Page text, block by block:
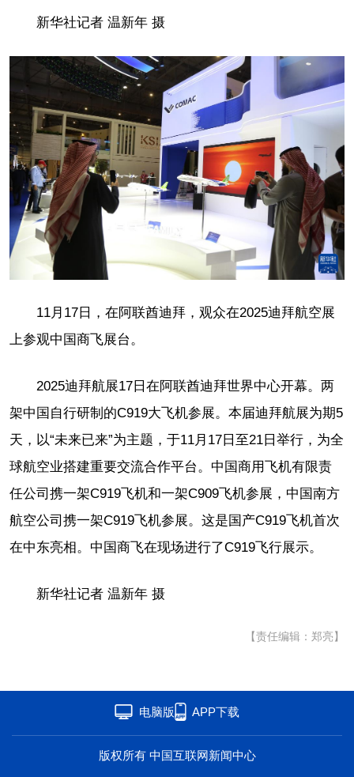
新华社记者 温新年 摄
11月17日，在阿联酋迪拜，观众在2025迪拜航空展
上参观中国商飞展台。
2025迪拜航展17日在阿联酋迪拜世界中心开幕。两
架中国自行研制的C919大飞机参展。本届迪拜航展为期5
天，以“未来已来”为主题，于11月17日至21日举行，为全
球航空业搭建重要交流合作平台。中国商用飞机有限责
任公司携一架C919飞机和一架C909飞机参展，中国南方
航空公司携一架C919飞机参展。这是国产C919飞机首次
在中东亮相。中国商飞在现场进行了C919飞行展示。
新华社记者 温新年 摄
【责任编辑：郑亮】
电脑版 APP下载
版权所有 中国互联网新闻中心